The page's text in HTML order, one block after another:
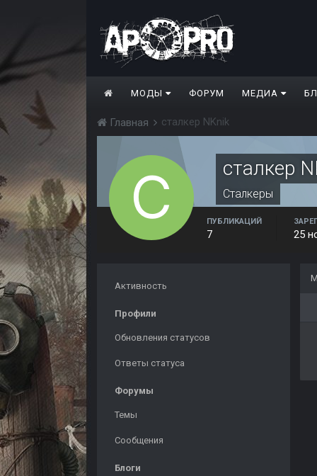
МОДЫ ФОРУМ МЕДИА
Главная сталкер NKnik
сталкер
Сталкеры
ПУБЛИКАЦИЙ
7 25
Активность
Профили
Обновления статусов
Ответы статуса
Форумы
Темы
Сообщения
Блоги